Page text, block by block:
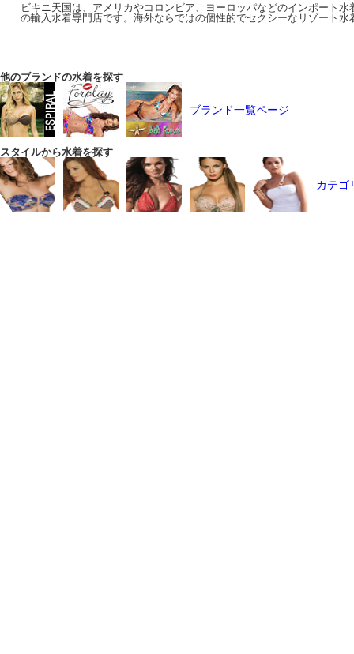
ビキニ天国は、アメリカやコロンビア、ヨーロッパなどのインポート
の輸入水着専門店です。海外ならではの個性的でセクシーなリゾート
他のブランドの水着を探す
ブランド一覧ページ
スタイルから水着を探す
カテゴ